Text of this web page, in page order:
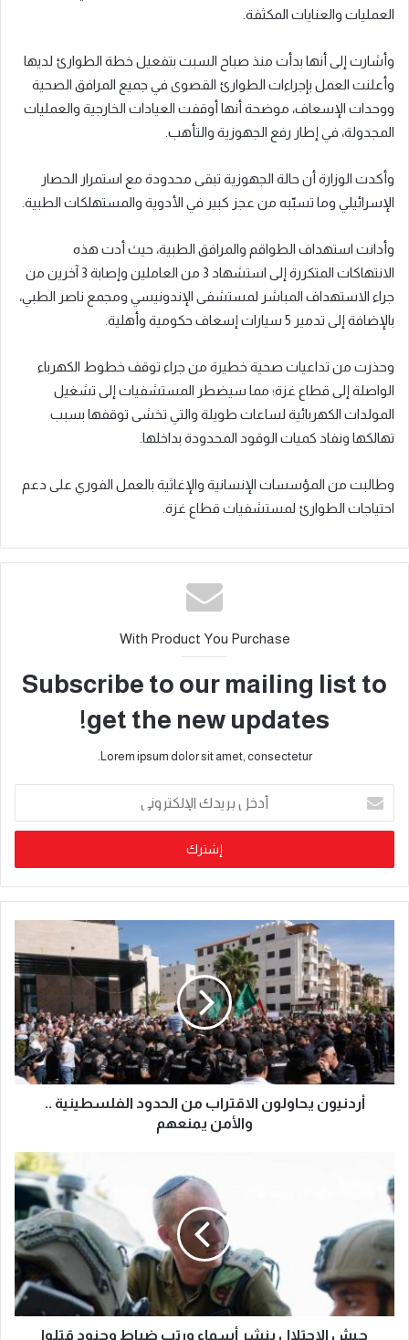
العمليات والعنايات المكثفة.
وأشارت إلى أنها بدأت منذ صباح السبت بتفعيل خطة الطوارئ لديها
وأعلنت العمل بإجراءات الطوارئ القصوى في جميع المرافق الصحية
ووحدات الإسعاف، موضحة أنها أوقفت العيادات الخارجية والعمليات
المجدولة، في إطار رفع الجهوزية والتأهب.
وأكدت الوزارة أن حالة الجهوزية تبقى محدودة مع استمرار الحصار
الإسرائيلي وما تسبّبه من عجز كبير في الأدوية والمستهلكات الطبية.
وأدانت استهداف الطواقم والمرافق الطبية، حيث أدت هذه
الانتهاكات المتكررة إلى استشهاد 3 من العاملين وإصابة 3 آخرين من
جراء الاستهداف المباشر لمستشفى الإندونيسي ومجمع ناصر الطبي،
بالإضافة إلى تدمير 5 سيارات إسعاف حكومية وأهلية.
وحذرت من تداعيات صحية خطيرة من جراء توقف خطوط الكهرباء
الواصلة إلى قطاع غزة؛ مما سيضطر المستشفيات إلى تشغيل
المولدات الكهربائية لساعات طويلة والتي تخشى توقفها بسبب
تهالكها ونفاد كميات الوقود المحدودة بداخلها.
وطالبت من المؤسسات الإنسانية والإغاثية بالعمل الفوري على دعم
احتياجات الطوارئ لمستشفيات قطاع غزة.
With Product You Purchase
Subscribe to our mailing list to
get the new updates!
Lorem ipsum dolor sit amet, consectetur.
أردنيون يحاولون الاقتراب من الحدود الفلسطينية ..
والأمن يمنعهم
جيش الاحتلال ينشر أسماء ورتب ضباط وجنود قتلوا